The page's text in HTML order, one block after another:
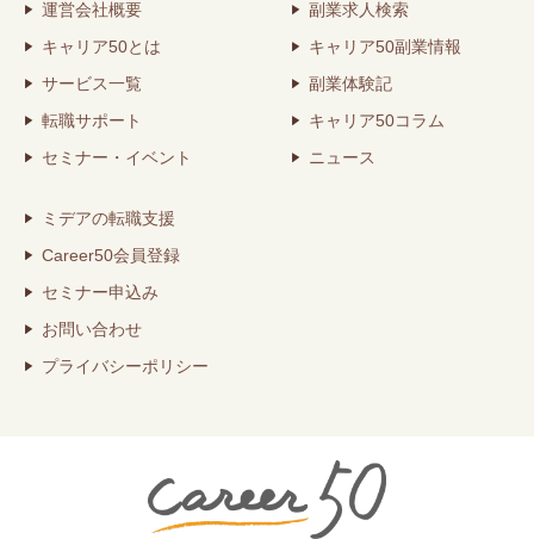
運営会社概要
キャリア50とは
サービス一覧
転職サポート
セミナー・イベント
副業求人検索
キャリア50副業情報
副業体験記
キャリア50コラム
ニュース
ミデアの転職支援
Career50会員登録
セミナー申込み
お問い合わせ
プライバシーポリシー